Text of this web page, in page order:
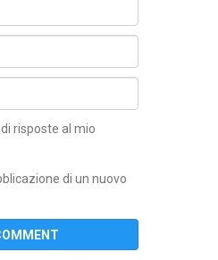
risposte al mio
di un nuovo